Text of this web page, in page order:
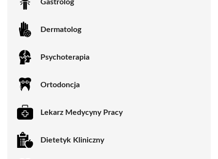
Gastrolog
Dermatolog
Psychoterapia
Ortodoncja
Lekarz Medycyny Pracy
Dietetyk Kliniczny